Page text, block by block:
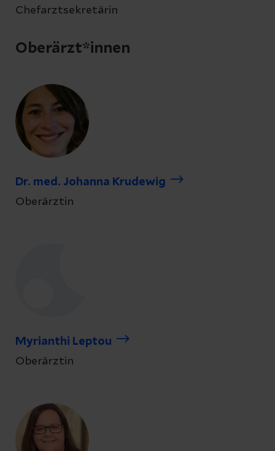
Chefarztsekretärin
Oberärzt*innen
Dr. med. Johanna Krudewig
Oberärztin
Myrianthi Leptou
Oberärztin